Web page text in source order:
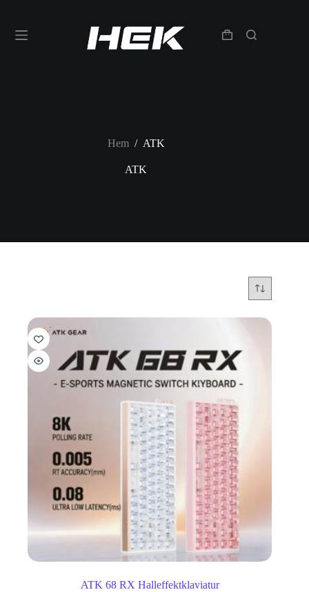
Hem / ATK
ATK
ATK 68 RX Halleffektklaviatur